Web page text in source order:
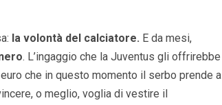
la volontà del calciatore. E da mesi,
. L’ingaggio che la Juventus gli offrirebbe
che in questo momento il serbo prende a
o meglio, voglia di vestire il